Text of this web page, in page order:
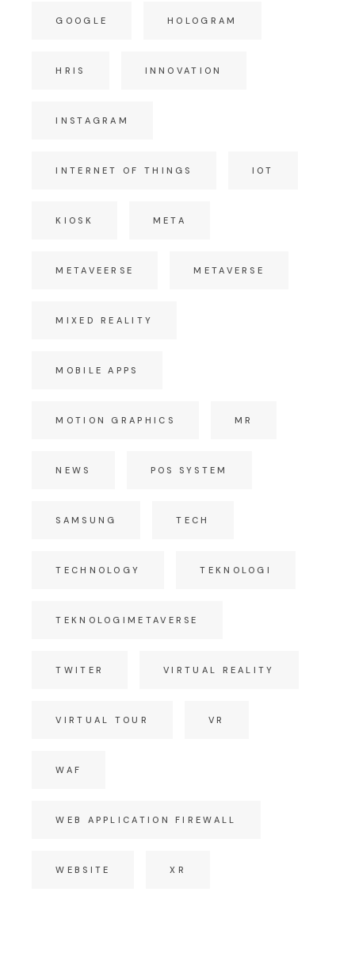
GOOGLE HOLOGRAM
HRIS INNOVATION
INSTAGRAM
INTERNET OF THINGS IOT
KIOSK META
METAVEERSE METAVERSE
MIXED REALITY
MOBILE APPS
MOTION GRAPHICS MR
NEWS POS SYSTEM
SAMSUNG TECH
TECHNOLOGY TEKNOLOGI
TEKNOLOGIMETAVERSE
TWITER VIRTUAL REALITY
VIRTUAL TOUR VR
WAF
WEB APPLICATION FIREWALL
WEBSITE XR